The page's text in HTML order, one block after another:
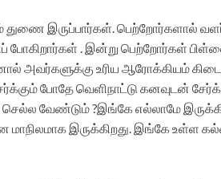
துணை இருப்பார்கள். பெற்றோர்களால்
போகிறார்கள் . இன்று பெற்றோர்கள்
அவர்களுக்கு உரிய ஆரோக்கியம்
போதே வெளிநாட்டு கனவுடன்
செல்ல வேண்டும் ?இங்கே எல்லாமே
மாநிலமாக இருக்கிறது. இங்கே உள்ள